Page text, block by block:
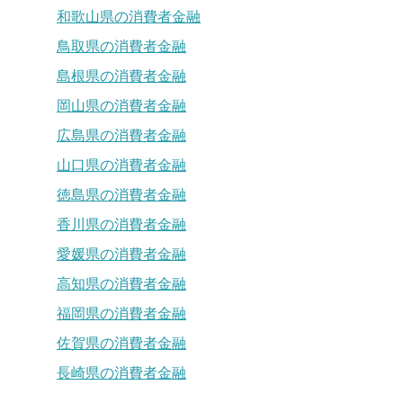
和歌山県の消費者金融
鳥取県の消費者金融
島根県の消費者金融
岡山県の消費者金融
広島県の消費者金融
山口県の消費者金融
徳島県の消費者金融
香川県の消費者金融
愛媛県の消費者金融
高知県の消費者金融
福岡県の消費者金融
佐賀県の消費者金融
長崎県の消費者金融